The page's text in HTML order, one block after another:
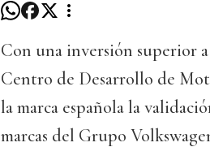
Con una inversión superior
Centro de Desarrollo de
la marca española la
marcas del Grupo